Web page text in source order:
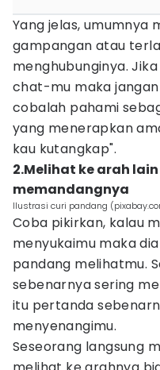
Yang jelas, umumnya
gampangan atau
menghubunginya.
chat-mu maka
cobalah pahami
yang menerapkan
kau kutangkap".
2.Melihat ke arah
memandangnya
Ilustrasi curi pandang
Coba pikirkan, kalau
menyukaimu maka
pandang melihatmu.
sebenarnya sering
itu pertanda
menyenangimu.
Seseorang langsung